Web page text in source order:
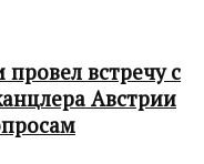
встречу с
Австрии